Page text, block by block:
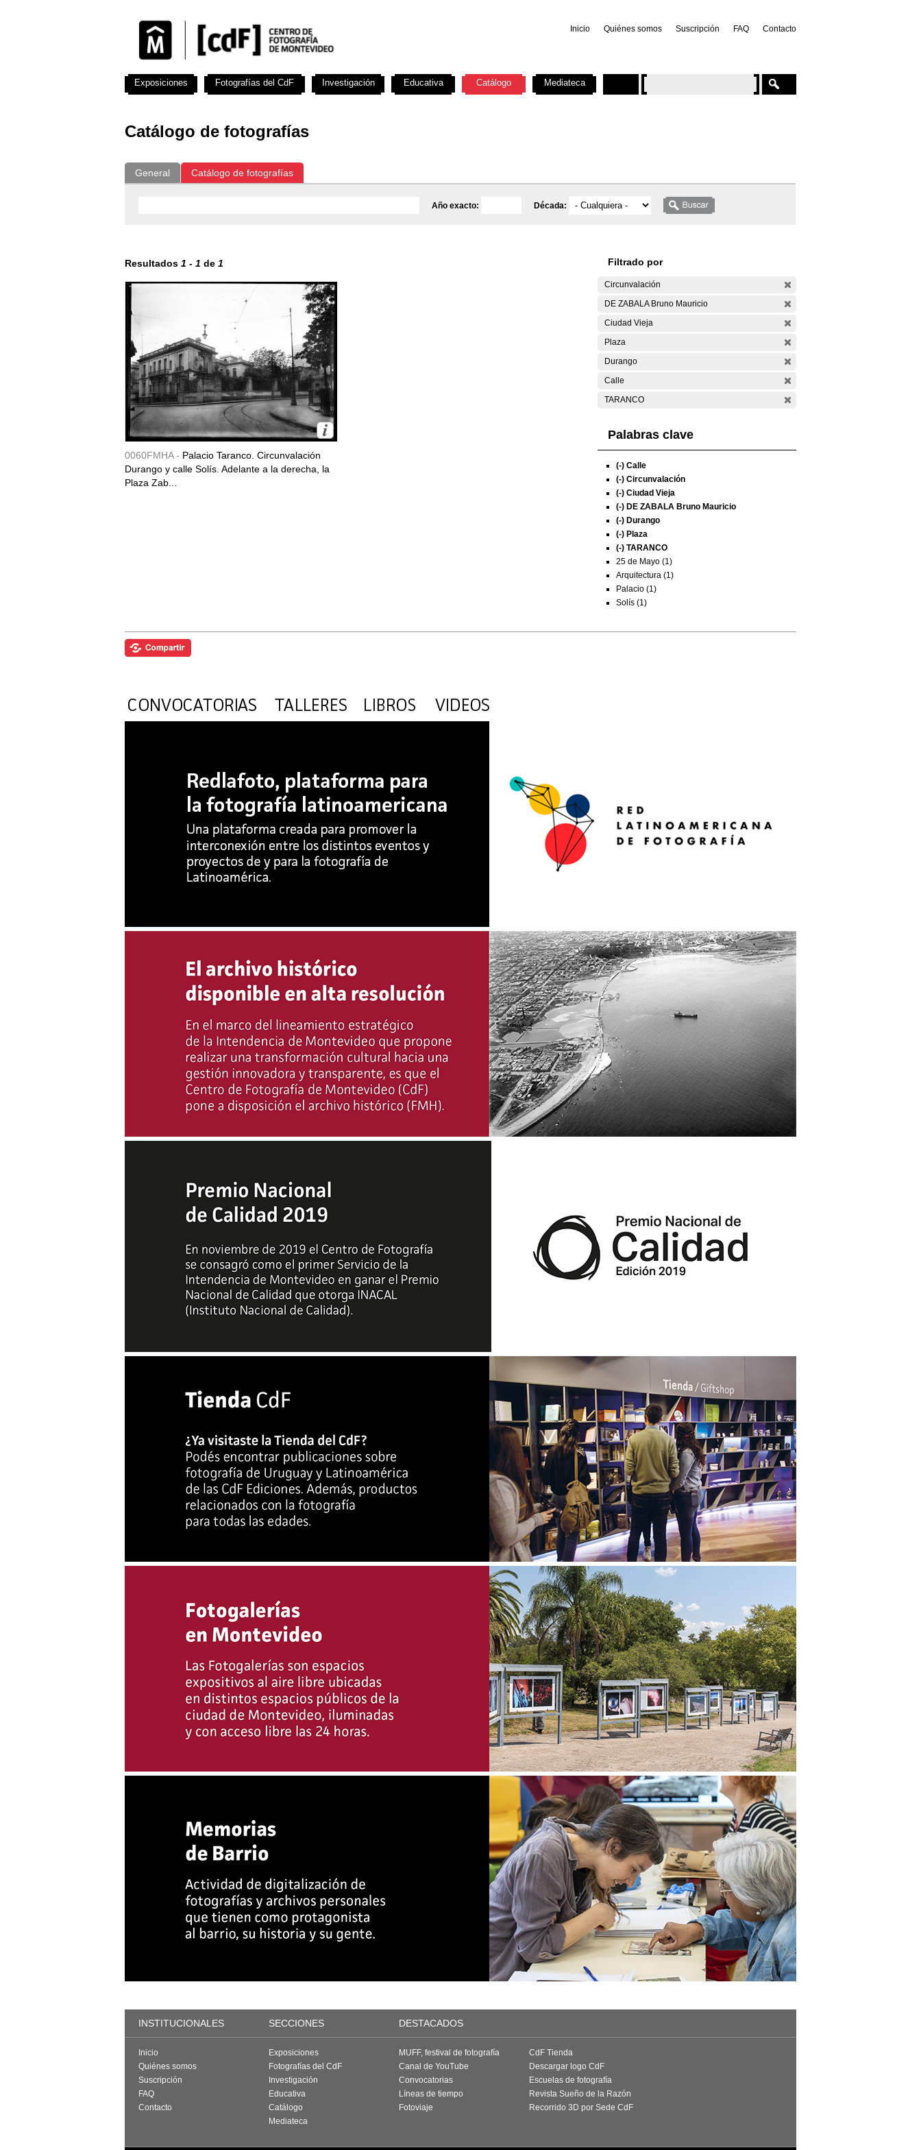
Inicio Quiénes somos Suscripción FAQ Contacto
Catálogo de fotografías
General Catálogo de fotografías
Año exacto: Década:
Resultados 1 - 1 de 1
0060FMHA - Palacio Taranco. Circunvalación
Durango y calle Solís. Adelante a la derecha, la
Plaza Zab...
Filtrado por
Circunvalación
DE ZABALA Bruno Mauricio
Ciudad Vieja
Plaza
Durango
Calle
TARANCO
Palabras clave
(-) Calle
(-) Circunvalación
(-) Ciudad Vieja
(-) DE ZABALA Bruno Mauricio
(-) Durango
(-) Plaza
(-) TARANCO
25 de Mayo (1)
Arquitectura (1)
Palacio (1)
Solís (1)
Exposiciones Fotografías del CdF Investigación Educativa Catálogo Mediateca
INSTITUCIONALES SECCIONES DESTACADOS
Inicio
Quiénes somos
Suscripción
FAQ
Contacto
Exposiciones
Fotografías del CdF
Investigación
Educativa
Catálogo
Mediateca
MUFF, festival de fotografía
Canal de YouTube
Convocatorias
Líneas de tiempo
Fotoviaje
CdF Tienda
Descargar logo CdF
Escuelas de fotografía
Revista Sueño de la Razón
Recorrido 3D por Sede CdF